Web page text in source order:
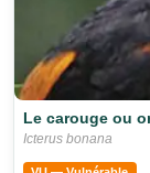
Le carouge ou
Icterus bonana